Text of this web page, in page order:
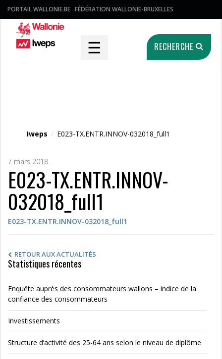
PORTAIL WALLONIE.BE FÉDÉRATION WALLONIE-BRUXELLES
☰ RECHERCHE
Iweps / E023-TX.ENTR.INNOV-032018_full1
7 mars 2018
E023-TX.ENTR.INNOV-
032018_full1
E023-TX.ENTR.INNOV-032018_full1
RETOUR AUX ACTUALITÉS
Statistiques récentes
Enquête auprès des consommateurs wallons – indice de la
confiance des consommateurs
Investissements
Structure d’activité des 25-64 ans selon le niveau de diplôme